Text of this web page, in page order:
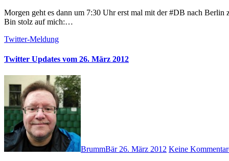
Morgen geht es dann um 7:30 Uhr erst mal mit der #DB nach Berlin zum Kundentermin. Gute N8 da draußen, wo auch immer ihr seid! #
Bin stolz auf mich:…
Twitter-Meldung
Twitter Updates vom 26. März 2012
BrummBär 26. März 2012 Keine